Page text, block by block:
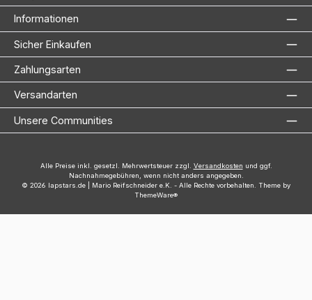
Informationen
Sicher Einkaufen
Zahlungsarten
Versandarten
Unsere Communities
Alle Preise inkl. gesetzl. Mehrwertsteuer zzgl. Versandkosten und ggf.
Nachnahmegebühren, wenn nicht anders angegeben.
© 2026 lapstars.de | Mario Reifschneider e.K. - Alle Rechte vorbehalten. Theme by
ThemeWare®